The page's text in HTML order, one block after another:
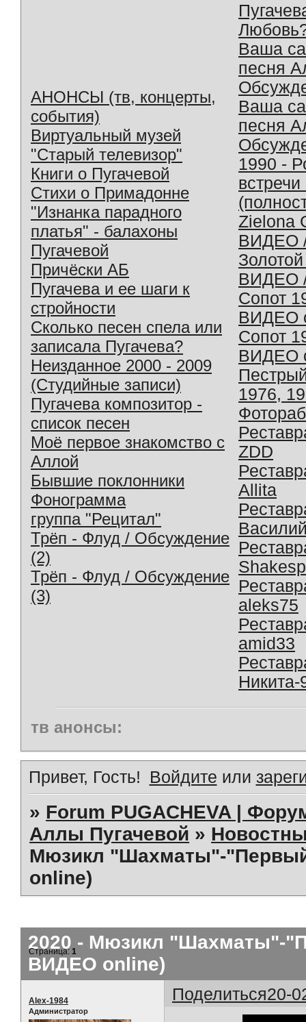
АНОНСЫ (тв, концерты,
события)
Виртуальный музей
"Старый телевизор"
Книги о Пугачевой
Стихи о Примадонне
"Изнанка парадного
платья" - балахоны
Пугачевой
Причёски АБ
Пугачева и ее шаги к
стройности
Сколько песен спела или
записала Пугачева?
Неизданное 2000 - 2009
(Студийные записи)
Пугачева композитор -
список песен
Моё первое знакомство с
Аллой
Бывшие поклонники
Фонограмма
группа "Рецитал"
Трёп - Флуд / Обсуждение
(2)
Трёп - Флуд / Обсуждение
(3)
Ваша
песня
Ваша
песня
1990 -
Zielona
ВИДЕО
ВИДЕО
Сопот
ВИДЕО
Сопот
ВИДЕО
1976,
ZDD
Allita
aleks75
amid33
Никита-
тв анонсы:
Привет, Гость! Войдите или
» Forum PUGACHEVA |
Аллы Пугачевой »
Мюзикл "Шахматы"-
online)
2020 - Мюзикл "Шахматы"-
ВИДЕО online)
Страница:1
Поделиться20-
Alex-1984
Администратор